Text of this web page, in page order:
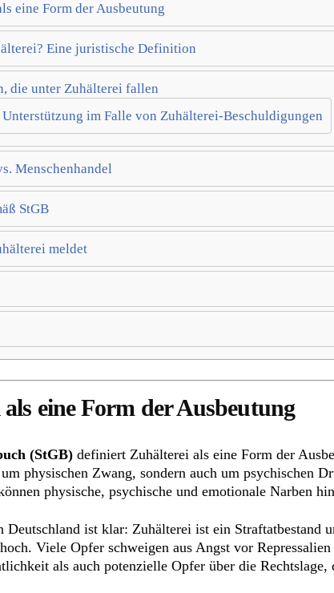
eine Form der Ausbeutung
Eine juristische Definition
die unter Zuhälterei fallen
im Falle von Zuhälterei-Beschuldigungen
Menschenhandel
StGB
meldet
eine Form der Ausbeutung
(StGB) definiert Zuhälterei als eine Form der
physischen Zwang, sondern auch um
physische, psychische und emotionale Narben
Deutschland ist klar: Zuhälterei ist ein Straftatbestand
Viele Opfer schweigen aus Angst vor
als auch potenzielle Opfer über die